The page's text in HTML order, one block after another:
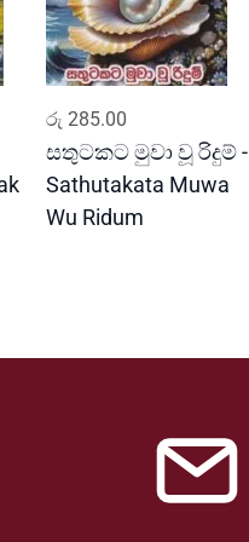
රු 285.00
සතුටකට මුවා වූ රිදුම් -
Sathutakata Muwa
Wu Ridum